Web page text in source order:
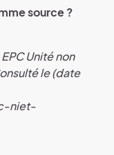
source ?
Unité non
le (date
niet-